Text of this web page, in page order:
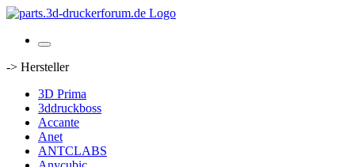
-> Hersteller
3D Prima
3ddruckboss
Accante
Anet
ANTCLABS